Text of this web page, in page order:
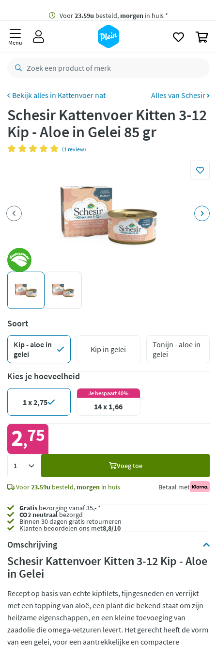
besteld,
retourneren
CO2 neutraal
Betaal met Klarna
Menu
Kattenvoer nat Alles van Schesir
Schesir Kattenvoer Kitten 3-12
Kip - Aloe in Gelei 85 gr
(1 review)
Soort
Kip - aloe in
gelei
Kip in gelei
Tonijn - aloe in
gelei
Kies je hoeveelheid
1 x 2,75
Je bespaart 40%
14 x 1,66
2,75
Voeg toe
Voor23.59u besteld, morgen in huis Betaal met
Gratis bezorging vanaf 35,- *
CO2 neutraalbezorgd
Binnen 30 dagen gratis retourneren
Klanten beoordelen ons met8,8/10
Omschrijving
Schesir Kattenvoer Kitten 3-12 Kip - Aloe
in Gelei
Recept op basis van echte kipfilets, fijngesneden en verrijkt
met een topping van aloë, een plant die bekend staat om zijn
heilzame eigenschappen, en een kleine toevoeging van
zaadolie die omega-vetzuren levert. Het gerecht heeft de vorm
van een gelei, voor een aantrekkelijke en compactere